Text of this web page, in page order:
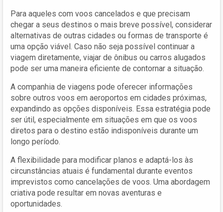
Para aqueles com voos cancelados e que precisam
chegar a seus destinos o mais breve possível, considerar
alternativas de outras cidades ou formas de transporte é
uma opção viável. Caso não seja possível continuar a
viagem diretamente, viajar de ônibus ou carros alugados
pode ser uma maneira eficiente de contornar a situação.
A companhia de viagens pode oferecer informações
sobre outros voos em aeroportos em cidades próximas,
expandindo as opções disponíveis. Essa estratégia pode
ser útil, especialmente em situações em que os voos
diretos para o destino estão indisponíveis durante um
longo período.
A flexibilidade para modificar planos e adaptá-los às
circunstâncias atuais é fundamental durante eventos
imprevistos como cancelações de voos. Uma abordagem
criativa pode resultar em novas aventuras e
oportunidades.